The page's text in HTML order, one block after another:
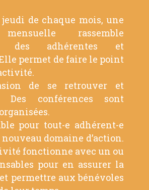
de chaque mois, une
rassemble
des adhérentes et
permet de faire le point
de se retrouver et
Des conférences sont
pour tout-e adhérent-e
domaine d’action.
fonctionne avec un ou
pour en assurer la
permettre aux bénévoles